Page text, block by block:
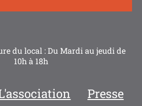
du local : Du Mardi au jeudi de
10h à 18h
Presse